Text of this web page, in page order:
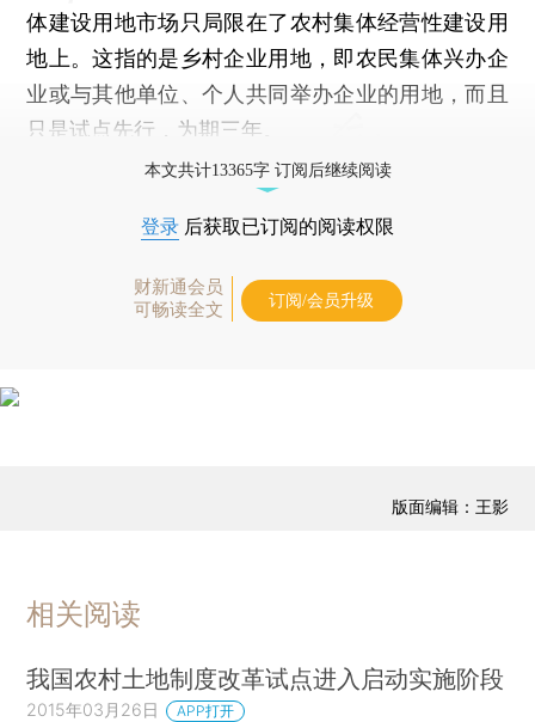
体建设用地市场只局限在了农村集体经营性建设用
地上。这指的是乡村企业用地，即农民集体兴办企
业或与其他单位、个人共同举办企业的用地，而且
只是试点先行，为期三年。
本文共计13365字 订阅后继续阅读
登录 后获取已订阅的阅读权限
财新通会员
可畅读全文
订阅/会员升级
版面编辑：王影
相关阅读
我国农村土地制度改革试点进入启动实施阶段
2015年03月26日 APP打开